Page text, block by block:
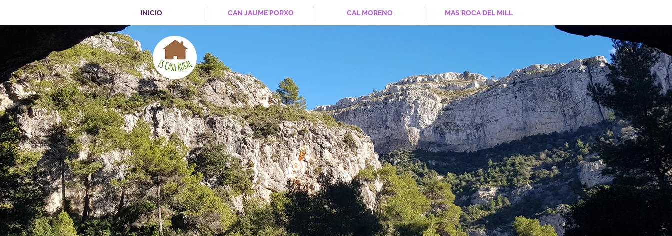
INICIO CAN JAUME PORXO CAL MORENO MAS ROCA DEL MILL